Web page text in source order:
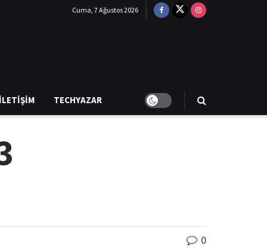
Cuma, 7 Ağustos 2026
TECHYAZAR
0